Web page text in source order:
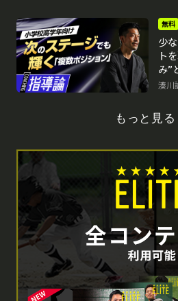
無料
少
ト
み”
の
湊川
もっと見る